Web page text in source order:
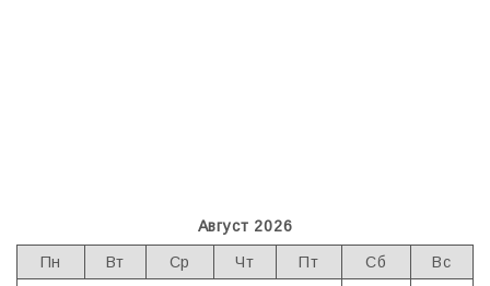
Август 2026
Пн Вт Ср Чт Пт Сб
Вс